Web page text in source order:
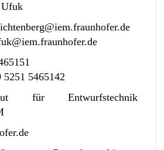
5251 5465151
5465142
für Entwurfstechnik